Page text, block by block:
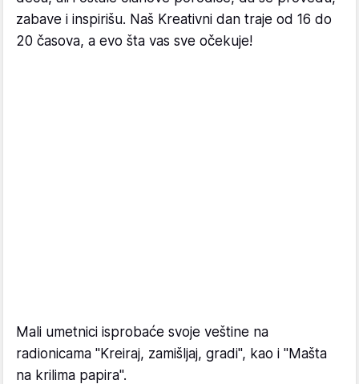
zabave i inspirišu. Naš Kreativni dan traje od 16 do
20 časova, a evo šta vas sve očekuje!
Mali umetnici isprobaće svoje veštine na
radionicama "Kreiraj, zamišljaj, gradi", kao i "Mašta
na krilima papira".